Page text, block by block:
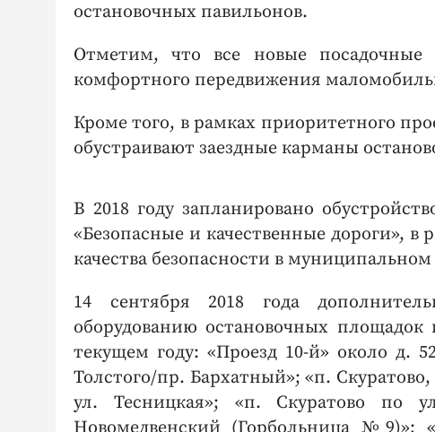
остановочных павильонов.
Отметим, что все новые посадочные
комфортного передвижения
Кроме того, в рамках приоритетного
обустраивают заездные карманы
В 2018 году запланировано
«Безопасные и качественные дороги»,
качества безопасности в
14 сентября 2018 года
оборудованию остановочных
текущем году: «Проезд 10-й» около д.
Толстого/пр. Бархатный»; «п.
ул. Тесницкая»; «п. Скуратово по